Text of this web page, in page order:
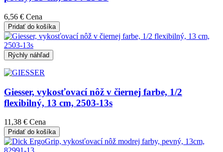
6,56 € Cena
Pridať do košíka
Rýchly náhľad
Giesser, vykosťovací nôž v čiernej farbe, 1/2
flexibilný, 13 cm, 2503-13s
11,38 € Cena
Pridať do košíka